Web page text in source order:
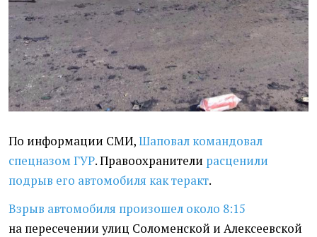
По информации СМИ, Шаповал командовал
спецназом ГУР. Правоохранители расценили
подрыв его автомобиля как теракт.
Взрыв автомобиля произошел около 8:15
на пересечении улиц Соломенской и Алексеевской